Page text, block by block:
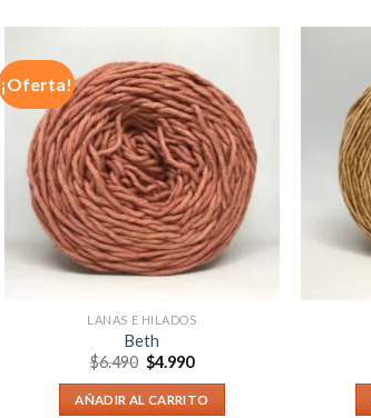
¡Oferta!
LANAS E HILADOS
Beth
$6.490 $4.990
AÑADIR AL CARRITO